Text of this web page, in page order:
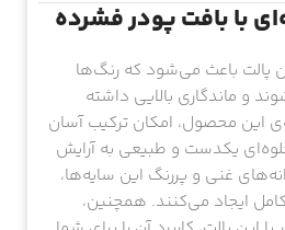
با بافت پودر فشرده
پالت باعث می‌شود که رنگ‌ها
و ماندگاری بالایی داشته
این محصول، امکان ترکیب آسان
یکدست و طبیعی به آرایش
غنی و پررنگ این سایه‌ها،
ایجاد می‌کنند. همچنین،